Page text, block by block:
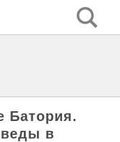
Батория.
в